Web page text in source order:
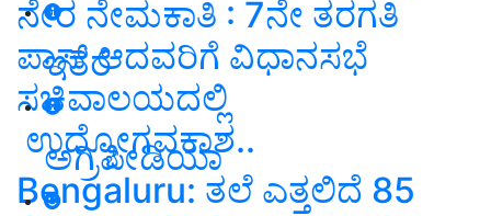
ಇತರೆ
ಅಗ್ರಿಪೀಡಿಯಾ
ನೇರ ನೇಮಕಾತಿ : 7ನೇ ತರಗತಿ
ಪಾಸ್‌ ಆದವರಿಗೆ ವಿಧಾನಸಭೆ
ಸಚಿವಾಲಯದಲ್ಲಿ
ಉದ್ಯೋಗವಕಾಶ..
Bengaluru: ತಲೆ ಎತ್ತಲಿದೆ 85